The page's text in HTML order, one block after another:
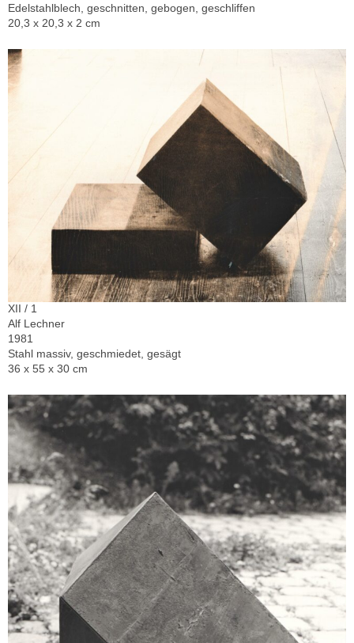
Edelstahlblech, geschnitten, gebogen, geschliffen
20,3 x 20,3 x 2 cm
XII / 1
Alf Lechner
1981
Stahl massiv, geschmiedet, gesägt
36 x 55 x 30 cm